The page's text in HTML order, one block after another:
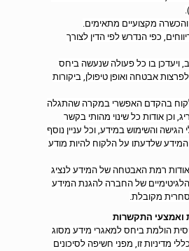
כפי הנדרש לפי הדין לצורך
ויעדכן בו כל פעולה שנעשה ביחס
אבטחה ואופן טיפולן, ביקורות
הלקוח בהקדם האפשרי במקרה שהתגלה
וכן אודות כל שינוי מהותי בקשר
והשימוש במידע, וכל עניין נוסף
שלדעתו על הלקוח להיות מודע
אודות רמת האבטחה של המידע לנציג
של החברה להגנת המידע
מקובלת.
ואמצעי התקשרות
הולמת ביחס למאגרי מידע מסוג
מדיניות זו, מפני חשיפה לסיכונים